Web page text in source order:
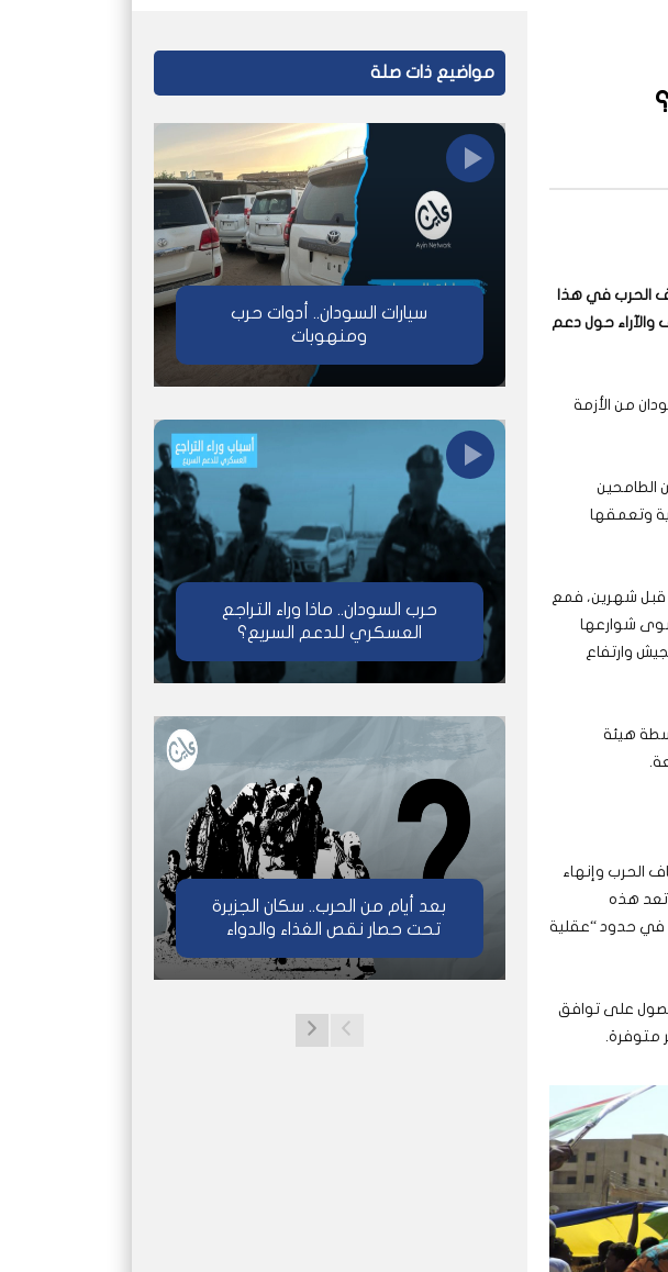
الحرب في هذا
والآراء حول دعم
من الأزمة
الطامحين
وتعمقها
قبل شهرين، فمع
شوارعها
وارتفاع
هيئة
الحرب وإنهاء
تعد هذه
في حدود “عقلية
على توافق
متوفرة.
مواضيع ذات صلة
سيارات السودان.. أدوات حرب
ومنهوبات
حرب السودان.. ماذا وراء التراجع
العسكري للدعم السريع؟
بعد أيام من الحرب.. سكان الجزيرة
تحت حصار نقص الغذاء والدواء